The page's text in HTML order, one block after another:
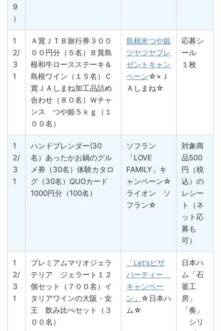
9
）
1
2/
3
1
Ａ賞ＪＴＢ旅行券３００
００円分（５名）Ｂ賞島
根和牛ロースステーキ＆
島根ワイン（１５名）Ｃ
賞ＪＡしまね加工品詰め
合わせ（８０名）Ｗチャ
ンス つや姫５ｋｇ（１
００名）
島根米つや姫
ツヤツヤプレ
ゼントキャン
ペーン☆×Ｊ
Ａしまね☆
応募シ
ール
１枚
1
2/
3
1
ハンドブレンダー(30
名）あったかお鍋のグル
メ券（30名）体験カタロ
グ（30名）QUOカード
1000円分（100名）
ソフラン
「LOVE
FAMILY」キ
ャンペーン☆
ライオン ソ
フラン☆
対象商
品500
円（税
込）の
レシー
ト（ネ
ット応
募も
可）
1
2/
3
1
プレミアムマリオジェラ
テリア ジェラート１２
個セット（７００名）イ
タリアワインの大阪・女
王 飲み比べセット（３
００名）
「Let'sピザ
パーティー
キャンペー
ン」 ☆日本ハ
ム☆
日本ハ
ム「石
釜工
房」
「奏」
シリ